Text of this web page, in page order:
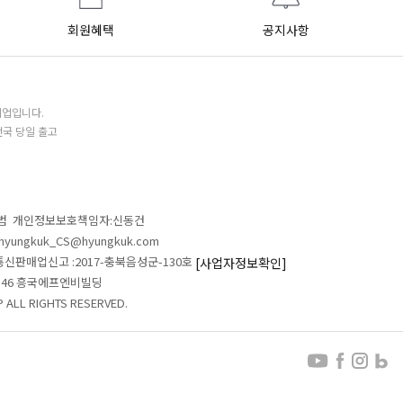
회원혜택 공지사항
입니다.
당일 출고
개인정보보호책임자:신동건
판매업신고 :2017-충북음성군-130호 [사업자정보확인]
흥국에프엔비빌딩
RIGHTS RESERVED.